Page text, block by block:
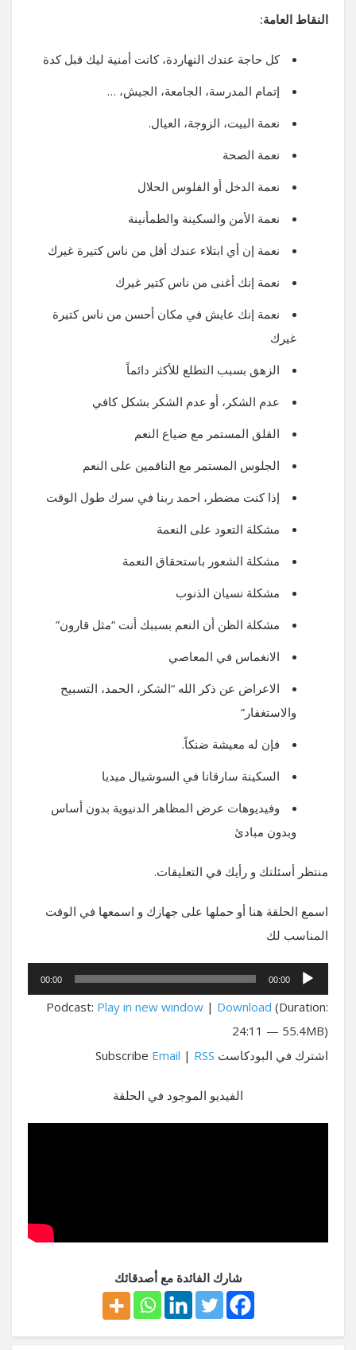
النقاط العامة:
كل حاجة عندك النهاردة، كانت أمنية ليك قبل كدة
إتمام المدرسة، الجامعة، الجيش، …
نعمة البيت، الزوجة، العيال.
نعمة الصحة
نعمة الدخل أو الفلوس الحلال
نعمة الأمن والسكينة والطمأنينة
نعمة إن أي ابتلاء عندك أقل من ناس كتيرة غيرك
نعمة إنك أغنى من ناس كتير غيرك
نعمة إنك عايش في مكان أحسن من ناس كتيرة
غيرك
الزهق بسبب التطلع للأكثر دائماً
عدم الشكر، أو عدم الشكر بشكل كافي
القلق المستمر مع ضياع النعم
الجلوس المستمر مع الناقمين على النعم
إذا كنت مضطر، احمد ربنا في سرك طول الوقت
مشكلة التعود على النعمة
مشكلة الشعور باستحقاق النعمة
مشكلة نسيان الذنوب
مشكلة الظن أن النعم بسببك أنت “مثل قارون”
الانغماس في المعاصي
الاعراض عن ذكر الله “الشكر، الحمد، التسبيح
والاستغفار”
فإن له معيشة ضنكاً.
السكينة سارقانا في السوشيال ميديا
وفيديوهات عرض المظاهر الدنيوية بدون أساس
وبدون مبادئ
منتظر أسئلتك و رأيك في التعليقات.
اسمع الحلقة هنا أو حملها على جهازك و اسمعها في الوقت
المناسب لك
مشغل
الصوت
00:00
00:00
Podcast: Play in new window | Download (Duration:
24:11 — 55.4MB)
اشترك في البودكاست Subscribe
Email | RSS
الفيديو الموجود في الحلقة
شارك الفائدة مع أصدقائك